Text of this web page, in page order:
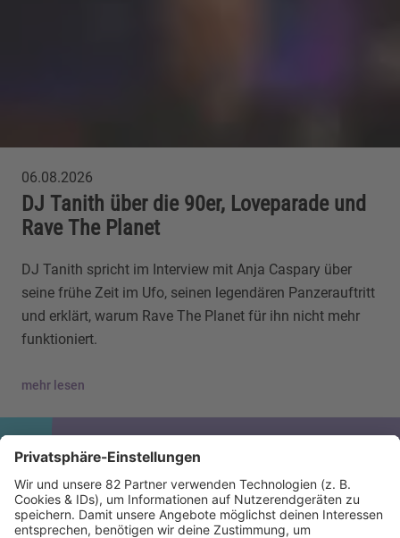
06.08.2026
DJ Tanith über die 90er, Loveparade und
Rave The Planet
DJ Tanith spricht im Interview mit Anja Caspary über
seine frühe Zeit im Ufo, seinen legendären Panzerauftritt
und erklärt, warum Rave The Planet für ihn nicht mehr
funktioniert.
mehr lesen